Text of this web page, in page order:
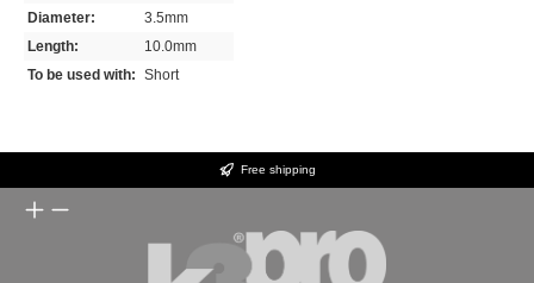
Diameter:
3.5mm
Length:
10.0mm
To be used with: Short
Free shipping